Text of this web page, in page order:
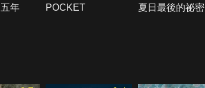
年 POCKET 夏日最後的祕密